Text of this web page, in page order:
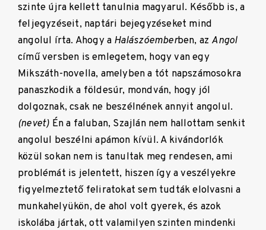
szinte újra kellett tanulnia magyarul. Később is, a
feljegyzéseit, naptári bejegyzéseket mind
angolul írta. Ahogy a Halászóemberben, az Angol
című versben is emlegetem, hogy van egy
Mikszáth-novella, amelyben a tót napszámosokra
panaszkodik a földesúr, mondván, hogy jól
dolgoznak, csak ne beszélnének annyit angolul.
(nevet) Én a faluban, Szajlán nem hallottam senkit
angolul beszélni apámon kívül. A kivándorlók
közül sokan nem is tanultak meg rendesen, ami
problémát is jelentett, hiszen így a veszélyekre
figyelmeztető feliratokat sem tudták elolvasni a
munkahelyükön, de ahol volt gyerek, és azok
iskolába jártak, ott valamilyen szinten mindenki